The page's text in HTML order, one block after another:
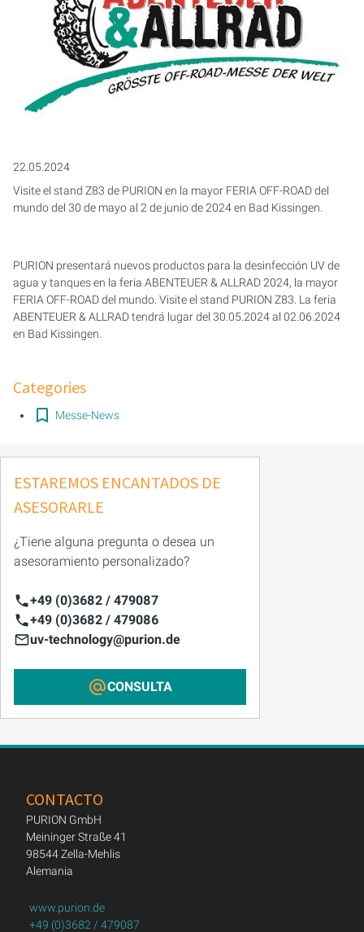
22.05.2024
Visite el stand Z83 de PURION en la mayor FERIA OFF-ROAD del
mundo del 30 de mayo al 2 de junio de 2024 en Bad Kissingen.
PURION presentará nuevos productos para la desinfección UV de
agua y tanques en la feria ABENTEUER & ALLRAD 2024, la mayor
FERIA OFF-ROAD del mundo. Visite el stand PURION Z83. La feria
ABENTEUER & ALLRAD tendrá lugar del 30.05.2024 al 02.06.2024
en Bad Kissingen.
Categories
Messe-News
ESTAREMOS ENCANTADOS DE
ASESORARLE
¿Tiene alguna pregunta o desea un
asesoramiento personalizado?
+49 (0)3682 / 479087
+49 (0)3682 / 479086
uv-technology@purion.de
CONSULTA
CONTACTO
PURION GmbH
Meininger Straße 41
98544 Zella-Mehlis
Alemania
www.purion.de
+49 (0)3682 / 479087